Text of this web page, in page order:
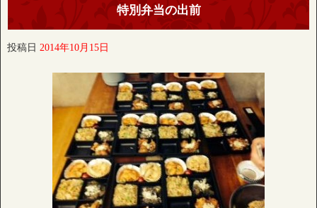
特別弁当の出前
投稿日 2014年10月15日